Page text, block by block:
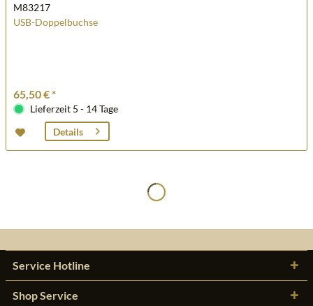
M83217
USB-Doppelbuchse
65,50 € *
Lieferzeit 5 - 14 Tage
Details
Service Hotline
Shop Service